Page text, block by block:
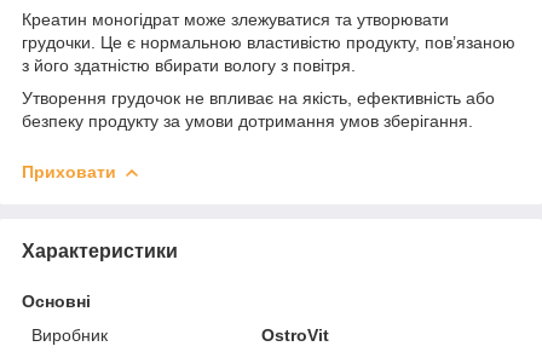
Креатин моногідрат може злежуватися та утворювати
грудочки. Це є нормальною властивістю продукту, пов’язаною
з його здатністю вбирати вологу з повітря.
Утворення грудочок не впливає на якість, ефективність або
безпеку продукту за умови дотримання умов зберігання.
Приховати
Характеристики
Основні
Виробник
OstroVit